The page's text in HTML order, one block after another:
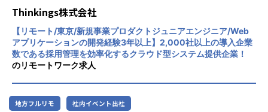
このフェーズで最も重要となるのは、「仮説と探索をいかに
素早く繰り返せるか」です。
机上の空論やドキュメント通りの開発ではなく、実際に動く
ものをスピード感を持って作り、
顧客の反応を見ながら次のアプローチを探索し続けるサイク
ルを主導していただきます。
ービス・製品としてゼロから設計・開発を主導していただき
います。社員一人ひとりが主体的に行動し、
新しいアイデアを積極的に提案する文化が根
付いています。また、チームワークを大切に
し、互いにサポートし合う環境が整っていま
す。
【★働き方/リモートワーク】
柔軟な働き方を推奨しており、リモートワー
クも積極的に取り入れております。
Thinkings株式会社
【リモート/東京/新規事業プロダクトジュニアエンジニア/Web
アプリケーションの開発経験3年以上】2,000社以上の導入企業
数である採用管理を効率化するクラウド型システム提供企業！
のリモートワーク求人
地方フルリモ 社内イベント出社